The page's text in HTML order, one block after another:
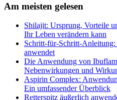
Am meisten gelesen
Shilajit: Ursprung, Vorteile
Ihr Leben verändern kann
Schritt-für-Schritt-
anwendet
Die Anwendung von
Nebenwirkungen und
Aspirin Complex:
Ein umfassender Überblick
Retterspitz äußerlich